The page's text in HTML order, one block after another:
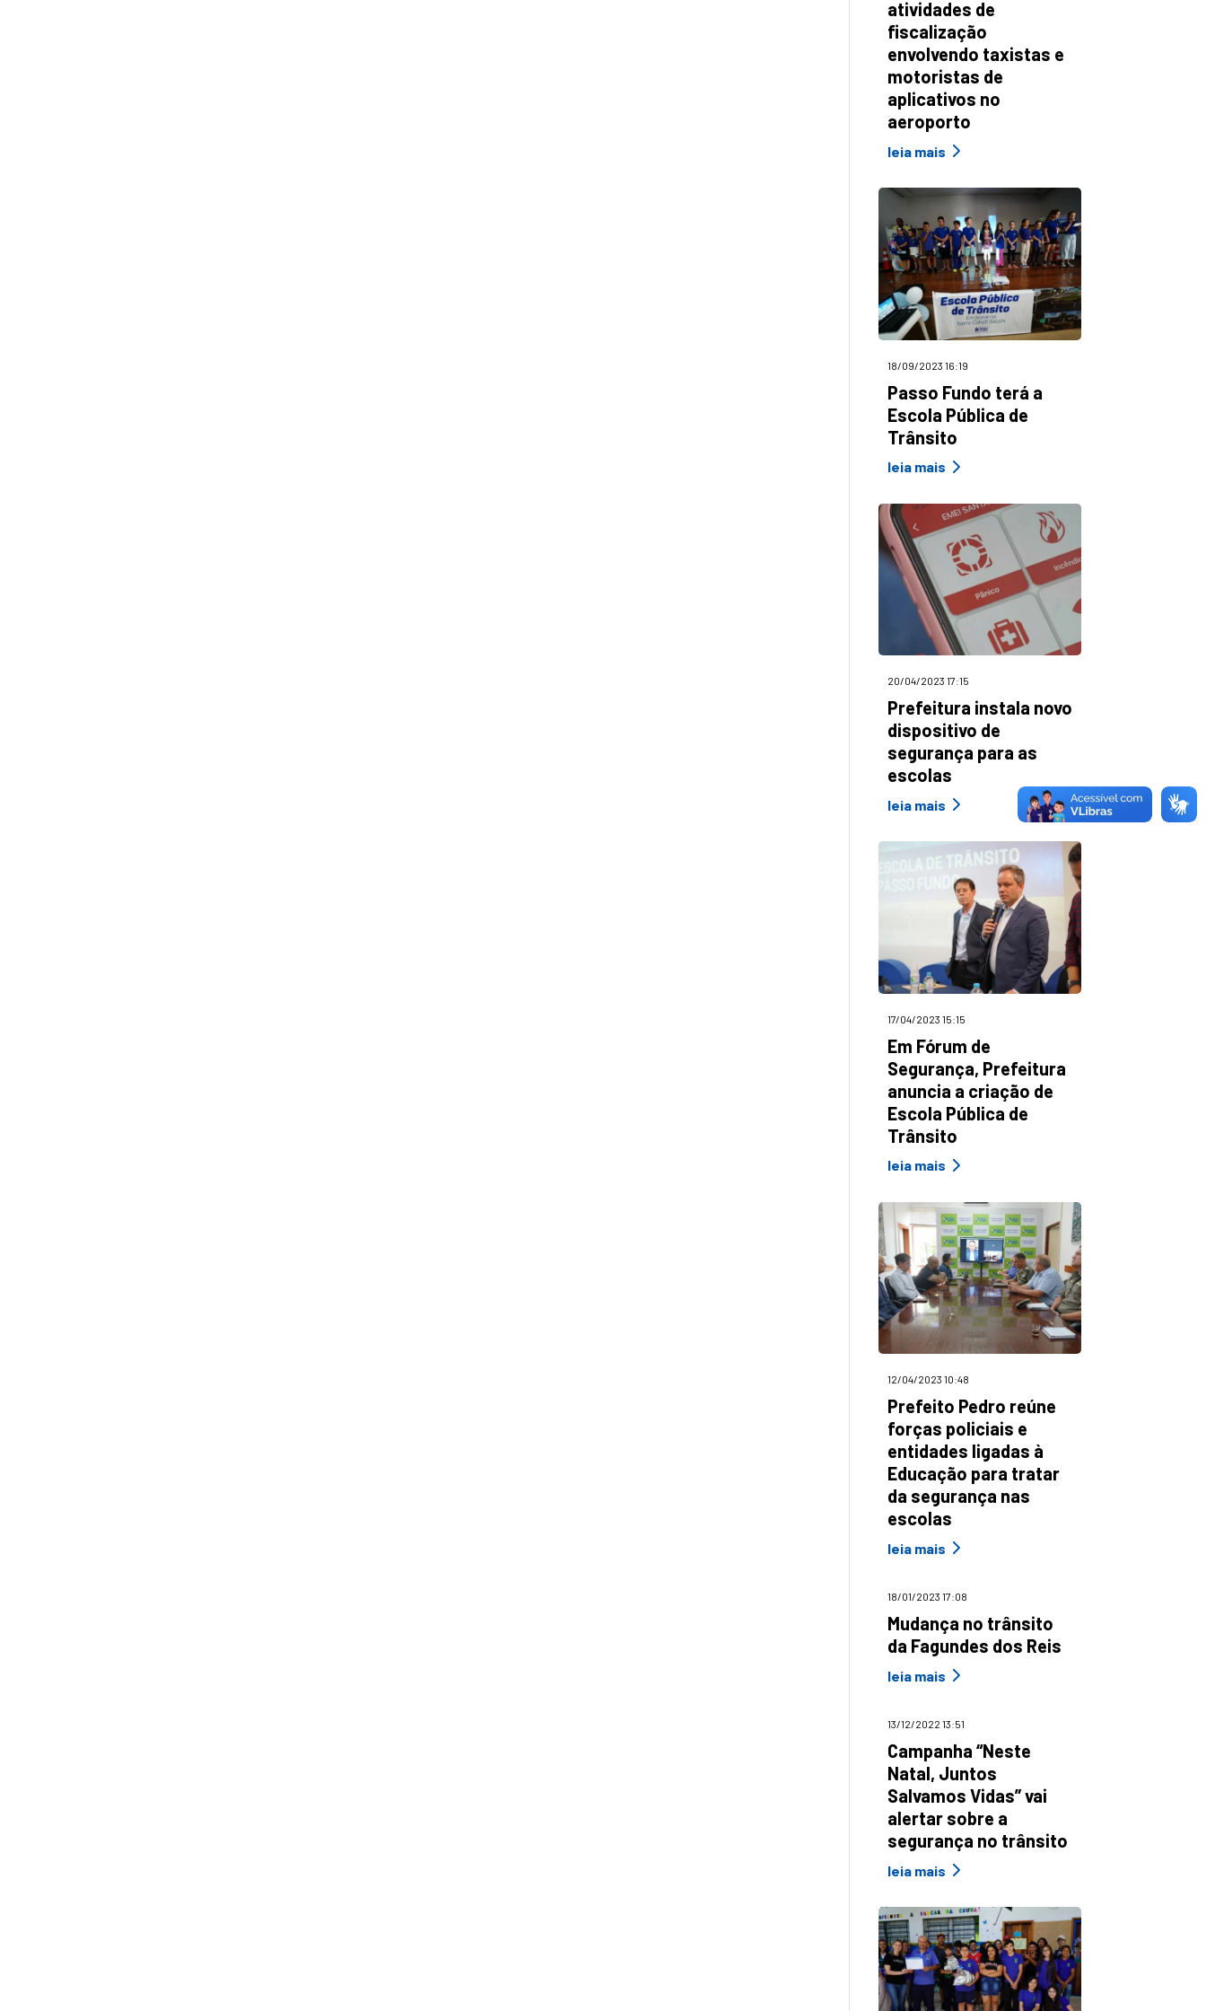
atividades de
fiscalização
envolvendo taxistas e
motoristas de
aplicativos no
aeroporto
leia mais
18/09/2023 16:19
Passo Fundo terá a
Escola Pública de
Trânsito
leia mais
20/04/2023 17:15
Prefeitura instala novo
dispositivo de
segurança para as
escolas
leia mais
17/04/2023 15:15
Em Fórum de
Segurança, Prefeitura
anuncia a criação de
Escola Pública de
Trânsito
leia mais
12/04/2023 10:48
Prefeito Pedro reúne
forças policiais e
entidades ligadas à
Educação para tratar
da segurança nas
escolas
leia mais
18/01/2023 17:08
Mudança no trânsito
da Fagundes dos Reis
leia mais
13/12/2022 13:51
Campanha “Neste
Natal, Juntos
Salvamos Vidas” vai
alertar sobre a
segurança no trânsito
leia mais